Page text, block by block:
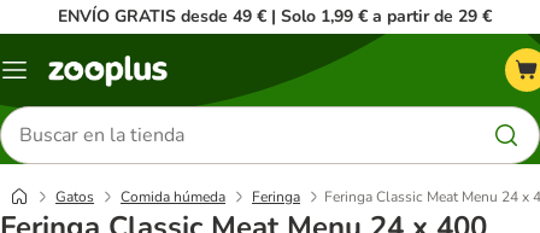
ENVÍO GRATIS desde 49 € | Solo 1,99 € a partir de 29 €
Menú
Buscar
productos
Gatos Comida húmeda Feringa Feringa Classic Meat Menu 24 x